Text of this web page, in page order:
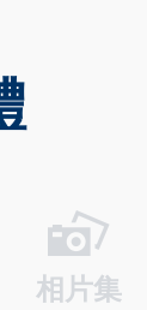
相片集